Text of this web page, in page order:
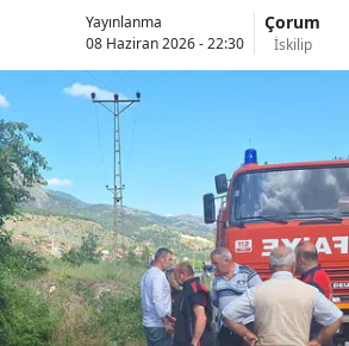
Bitlis
Bursa
Çanakkale
Çankırı
Çorum
Yayınlanma
08 Haziran 2026 - 22:30
Çorum
İskilip